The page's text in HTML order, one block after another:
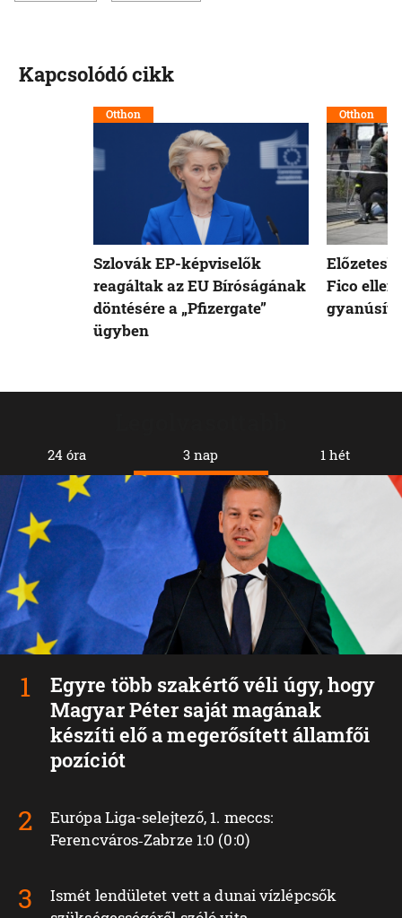
24 óra 3 nap
Egyre több szakértő véli úgy, hogy
Magyar Péter saját magának
készíti elő a megerősített államfői
pozíciót
Európa Liga-selejtező, 1. meccs:
Ferencváros‑Zabrze 1:0 (0:0)
Ismét lendületet vett a dunai vízlépcsők
1 hét
Kapcsolódó cikk
Otthon
Szlovák EP-képviselők
reagáltak az EU Bíróságának
döntésére a „Pfizergate”
ügyben
Otthon
Fico